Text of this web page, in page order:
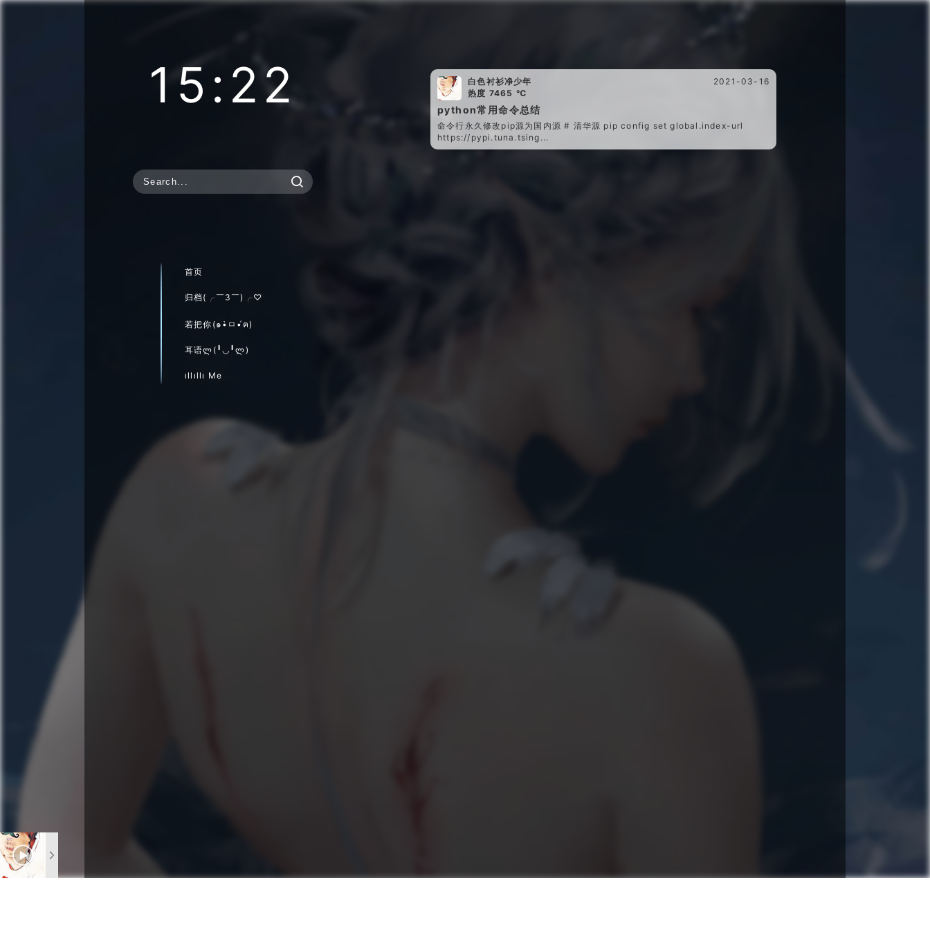
15:22

首页
归档(╭￣3￣)╭♡
若把你(๑•̀ㅁ•́ฅ)
耳语ლ(╹◡╹ლ)
ıllıllı Me
白色衬衫净少年
热度 7465 ℃
2021-03-16
python常用命令总结
命令行永久修改pip源为国内源 # 清华源 pip config set global.index-url
https://pypi.tuna.tsing...